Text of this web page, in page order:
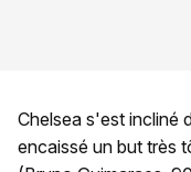
Chelsea s'est incliné
encaissé un but très